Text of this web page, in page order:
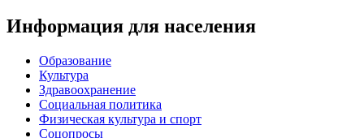
Информация для населения
Образование
Культура
Здравоохранение
Социальная политика
Физическая культура и спорт
Соцопросы